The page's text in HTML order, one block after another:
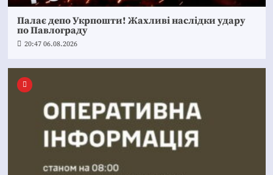
Палає депо Укрпошти! Жахливі наслідки удару
по Павлограду
20:47 06.08.2026